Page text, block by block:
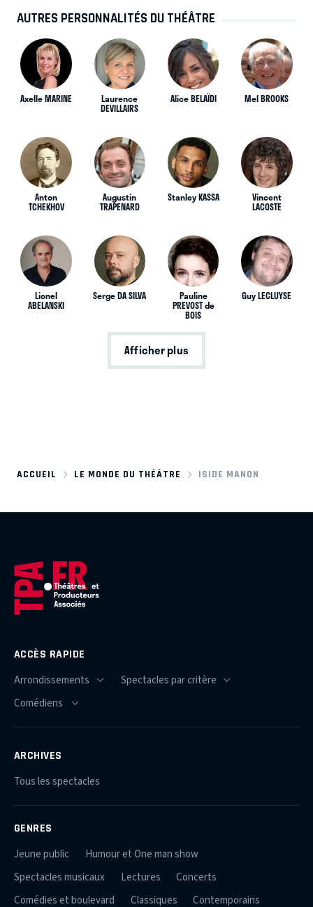
AUTRES PERSONNALITÉS DU THÉÂTRE
Axelle MARINE Laurence
DEVILLAIRS
Alice BELAÏDI Mel BROOKS
Anton
TCHEKHOV
Augustin
TRAPENARD
Stanley KASSA Vincent
LACOSTE
Lionel
ABELANSKI
Serge DA SILVA Pauline
PREVOST de
BOIS
Guy LECLUYSE
Afficher plus
ACCUEIL LE MONDE DU THÉÂTRE ISIDE MANON
ACCÈS RAPIDE
ARCHIVES
Tous les spectacles
GENRES
Jeune public
Humour et One man show
Spectacles musicaux
Lectures
Concerts
Comédies et boulevard
Classiques
Contemporains